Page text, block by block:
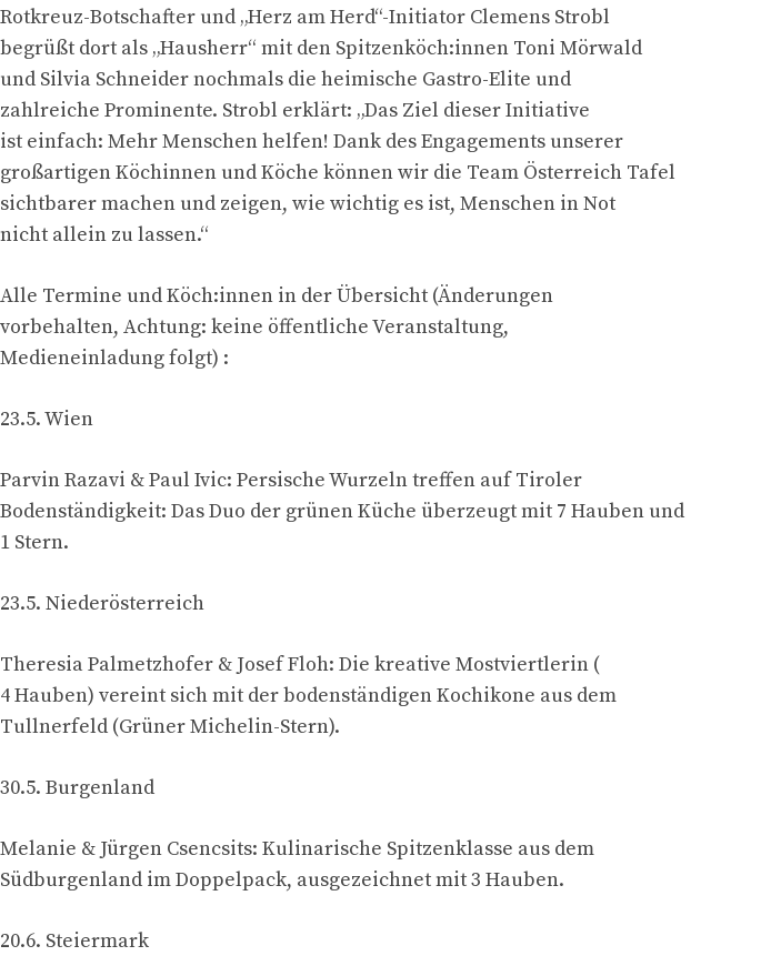
Rotkreuz-Botschafter und „Herz am Herd“-Initiator Clemens Strobl
begrüßt dort als „Hausherr“ mit den Spitzenköch:innen Toni Mörwald
und Silvia Schneider nochmals die heimische Gastro-Elite und
zahlreiche Prominente. Strobl erklärt: „Das Ziel dieser Initiative
ist einfach: Mehr Menschen helfen! Dank des Engagements unserer
großartigen Köchinnen und Köche können wir die Team Österreich Tafel
sichtbarer machen und zeigen, wie wichtig es ist, Menschen in Not
nicht allein zu lassen.“
Alle Termine und Köch:innen in der Übersicht (Änderungen
vorbehalten, Achtung: keine öffentliche Veranstaltung,
Medieneinladung folgt) :
23.5. Wien
Parvin Razavi & Paul Ivic: Persische Wurzeln treffen auf Tiroler
Bodenständigkeit: Das Duo der grünen Küche überzeugt mit 7 Hauben und
1 Stern.
23.5. Niederösterreich
Theresia Palmetzhofer & Josef Floh: Die kreative Mostviertlerin (
4 Hauben) vereint sich mit der bodenständigen Kochikone aus dem
Tullnerfeld (Grüner Michelin-Stern).
30.5. Burgenland
Melanie & Jürgen Csencsits: Kulinarische Spitzenklasse aus dem
Südburgenland im Doppelpack, ausgezeichnet mit 3 Hauben.
20.6. Steiermark